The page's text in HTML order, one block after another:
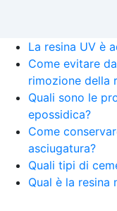
La resina UV è
Come evitare
rimozione della
Quali sono le
epossidica?
Come
asciugatura?
Quali tipi di
Qual è la resina